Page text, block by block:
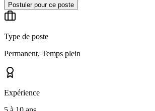
Postuler pour ce poste
Type de poste
Permanent, Temps plein
Expérience